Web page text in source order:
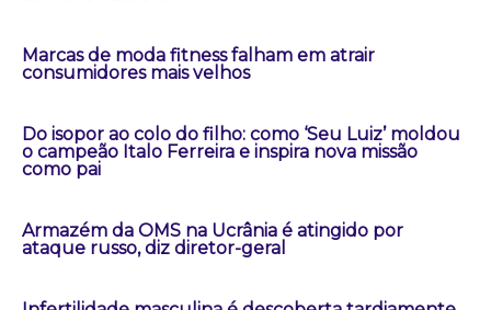
Marcas de moda fitness falham em atrair
consumidores mais velhos
Do isopor ao colo do filho: como ‘Seu Luiz’ moldou
o campeão Italo Ferreira e inspira nova missão
como pai
Armazém da OMS na Ucrânia é atingido por
ataque russo, diz diretor-geral